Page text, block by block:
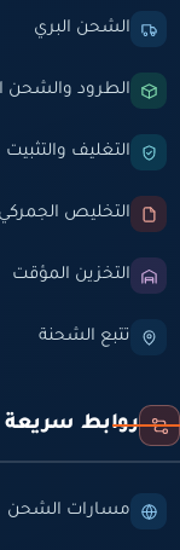
الشحن البري
الطرود والشحن
التغليف والتثبيت
التخليص الجمركي
التخزين المؤقت
تتبع الشحنة
روابط سريعة
مسارات الشحن